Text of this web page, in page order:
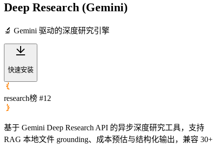
Deep Research (Gemini)
🔬 Gemini 驱动的深度研究引擎
快速安装
research榜 #12
基于 Gemini Deep Research API 的异步深度研究工具，支持
RAG 本地文件 grounding、成本预估与结构化输出，兼容 30+